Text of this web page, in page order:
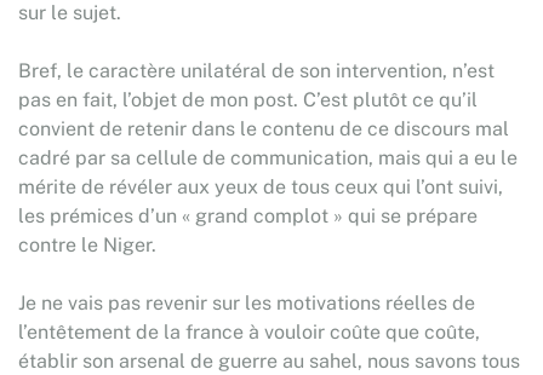
sur le sujet.
Bref, le caractère unilatéral de son intervention, n’est
pas en fait, l’objet de mon post. C’est plutôt ce qu’il
convient de retenir dans le contenu de ce discours mal
cadré par sa cellule de communication, mais qui a eu le
mérite de révéler aux yeux de tous ceux qui l’ont suivi,
les prémices d’un « grand complot » qui se prépare
contre le Niger.
Je ne vais pas revenir sur les motivations réelles de
l’entêtement de la france à vouloir coûte que coûte,
établir son arsenal de guerre au sahel, nous savons tous